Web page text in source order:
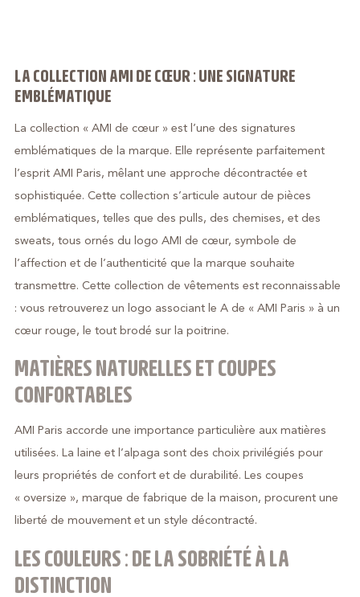
LA COLLECTION AMI DE CŒUR : UNE SIGNATURE
EMBLÉMATIQUE
La collection « AMI de cœur » est l’une des signatures
emblématiques de la marque. Elle représente parfaitement
l’esprit AMI Paris, mêlant une approche décontractée et
sophistiquée. Cette collection s’articule autour de pièces
emblématiques, telles que des pulls, des chemises, et des
sweats, tous ornés du logo AMI de cœur, symbole de
l’affection et de l’authenticité que la marque souhaite
transmettre. Cette collection de vêtements est reconnaissable
: vous retrouverez un logo associant le A de « AMI Paris » à un
cœur rouge, le tout brodé sur la poitrine.
MATIÈRES NATURELLES ET COUPES
CONFORTABLES
AMI Paris accorde une importance particulière aux matières
utilisées. La laine et l’alpaga sont des choix privilégiés pour
leurs propriétés de confort et de durabilité. Les coupes
« oversize », marque de fabrique de la maison, procurent une
liberté de mouvement et un style décontracté.
LES COULEURS : DE LA SOBRIÉTÉ À LA
DISTINCTION